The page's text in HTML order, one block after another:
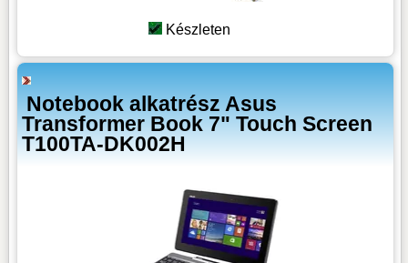
Készleten
Notebook alkatrész Asus
Transformer Book 7" Touch Screen
T100TA-DK002H